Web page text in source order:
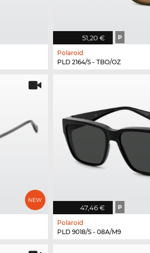
51,20 € P
Polaroid
PLD 2164/S - TBO/OZ
47,46 € P
Polaroid
PLD 9018/S - 08A/M9